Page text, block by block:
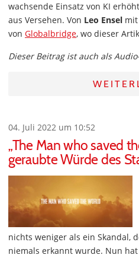
wachsende Einsatz von KI
aus Versehen. Von Leo Ensel
von Globalbridge, wo dieser
Dieser Beitrag ist auch als
04. Juli 2022 um 10:52
„The Man who saved
geraubte Würde des
nichts weniger als ein Skandal,
niemals erkannt wurde. Nun